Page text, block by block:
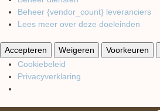
Beheer {vendor_count} leveranciers
Lees meer over deze doeleinden
Accepteren Weigeren Voorkeuren
Cookiebeleid
Privacyverklaring